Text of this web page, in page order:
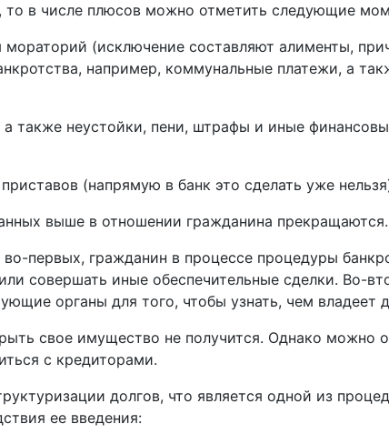
то в числе плюсов можно отметить следующие
(исключение составляют алименты,
например, коммунальные платежи, а
также неустойки, пени, штрафы и иные
(напрямую в банк это сделать уже
выше в отношении гражданина прекращаются.
первых, гражданин в процессе процедуры
совершать иные обеспечительные сделки. Во-
органы для того, чтобы узнать, чем владеет
свое имущество не получится. Однако можно
с кредиторами.
долгов, что является одной из
ее введения: